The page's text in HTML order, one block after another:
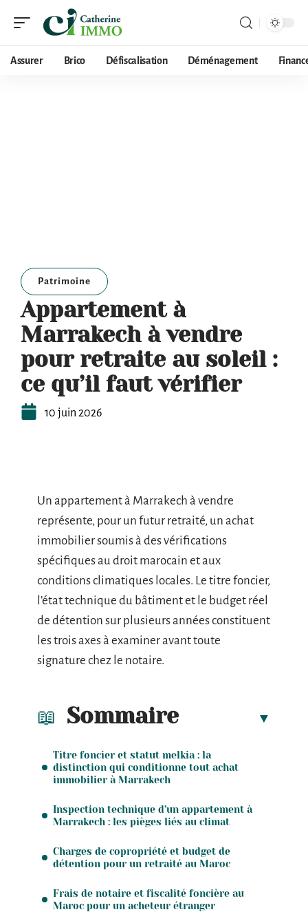
Assurer Brico Défiscalisation Déménagement
Patrimoine
Appartement à
Marrakech à vendre
pour retraite au soleil :
ce qu’il faut vérifier
10 juin 2026
Un appartement à Marrakech à vendre
représente, pour un futur retraité, un achat
immobilier soumis à des vérifications
spécifiques au droit marocain et aux
conditions climatiques locales. Le titre foncier,
l’état technique du bâtiment et le budget réel
de détention sur plusieurs années constituent
les trois axes à examiner avant toute
signature chez le notaire.
Sommaire
Titre foncier et statut melkia : la
distinction qui conditionne tout achat
immobilier à Marrakech
Inspection technique d’un appartement à
Marrakech : les pièges liés au climat
Charges de copropriété et budget de
détention pour un retraité au Maroc
Frais de notaire et fiscalité foncière au
Maroc pour un acheteur étranger